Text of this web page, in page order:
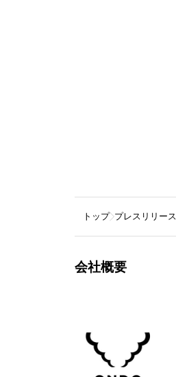
トップ プレスリリース
会社概要